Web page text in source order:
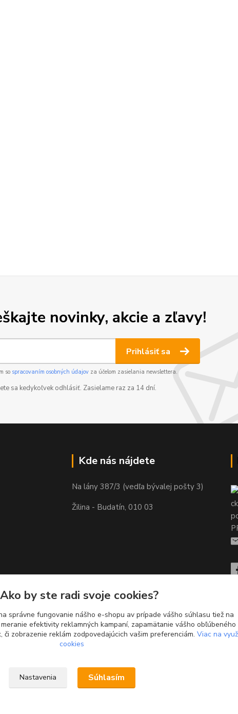
novinky, akcie a zľavy!
Prihlásiť sa
so spracovaním osobných údajovza účelom zasielania newslettera.
sa kedykoľvek odhlásiť. Zasielame raz za 14 dní.
Kde nás nájdete
Na lány 387/3 (vedľa bývalej pošty 3)
Žilina - Budatín, 010 03
by ste radi svoje cookies?
správne fungovanie nášho e-shopu av prípade vášho súhlasu tiež na
efektivity reklamných kampaní, zapamätanie vášho obľúbeného
zobrazenie reklám zodpovedajúcich vašim preferenciám. Viac na
cookies
Nastavenia Súhlasím